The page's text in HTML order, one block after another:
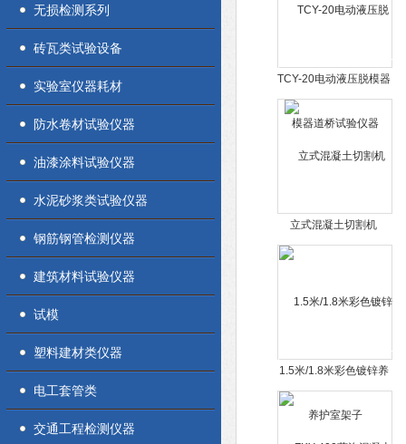
无损检测系列
砖瓦类试验设备
实验室仪器耗材
防水卷材试验仪器
油漆涂料试验仪器
水泥砂浆类试验仪器
钢筋钢管检测仪器
建筑材料试验仪器
试模
塑料建材类仪器
电工套管类
交通工程检测仪器
TCY-20电动液压脱模器
道桥试验仪器
立式混凝土切割机
1.5米/1.8米彩色镀锌养
护室架子